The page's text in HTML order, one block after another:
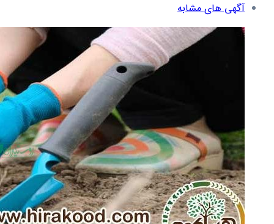
آگهی های مشابه